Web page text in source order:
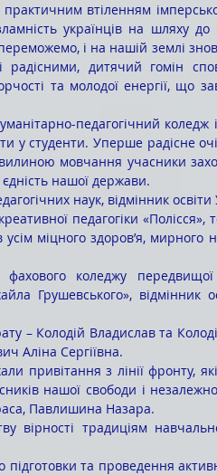
втіленням
українців на шляху
і на нашій землі
дитячий гомін
та молодої енергії, що
педагогічний коледж
у студенти. Уперше радісне
мовчання учасники
єдність нашої держави.
наук, відмінник
педагогіки «Полісся»,
усім міцного здоров’я, мирного
коледжу
Грушевського», відмінник
– Колодій Владислав та
Аліна Сергіївна.
привітання з лінії фронту,
нашої свободи і
Павлишина Назара.
вірності традиціям